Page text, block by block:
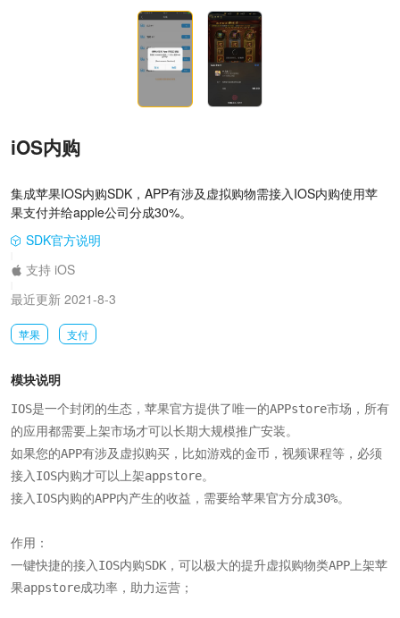
iOS内购
集成苹果IOS内购SDK，APP有涉及虚拟购物需接入IOS内购使用苹
果支付并给apple公司分成30%。
SDK官方说明
支持 iOS
最近更新 2021-8-3
苹果 支付
模块说明
IOS是一个封闭的生态，苹果官方提供了唯一的APPstore市场，所有
的应用都需要上架市场才可以长期大规模推广安装。
如果您的APP有涉及虚拟购买，比如游戏的金币，视频课程等，必须
接入IOS内购才可以上架appstore。
接入IOS内购的APP内产生的收益，需要给苹果官方分成30%。
作用：
一键快捷的接入IOS内购SDK，可以极大的提升虚拟购物类APP上架苹
果appstore成功率，助力运营；